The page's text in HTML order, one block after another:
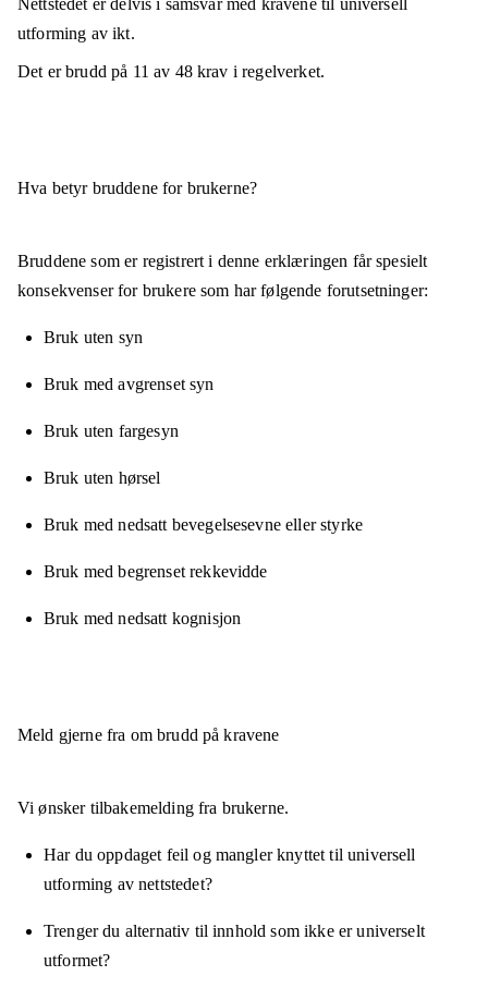
Nettstedet erdelvis i samsvarmed kravene til universell
utforming av ikt.
Det er brudd på 11 av 48krav i regelverket.
Hva betyr bruddene for brukerne?
Bruddene som er registrert i denne erklæringen får spesielt
konsekvenser for brukere som har følgende forutsetninger:
Bruk uten syn
Bruk med avgrenset syn
Bruk uten fargesyn
Bruk uten hørsel
Bruk med nedsatt bevegelsesevne eller styrke
Bruk med begrenset rekkevidde
Bruk med nedsatt kognisjon
Meld gjerne fra om brudd på kravene
Vi ønsker tilbakemelding fra brukerne.
Har du oppdaget feil og mangler knyttet til universell
utforming av nettstedet?
Trenger du alternativ til innhold som ikke er universelt
utformet?